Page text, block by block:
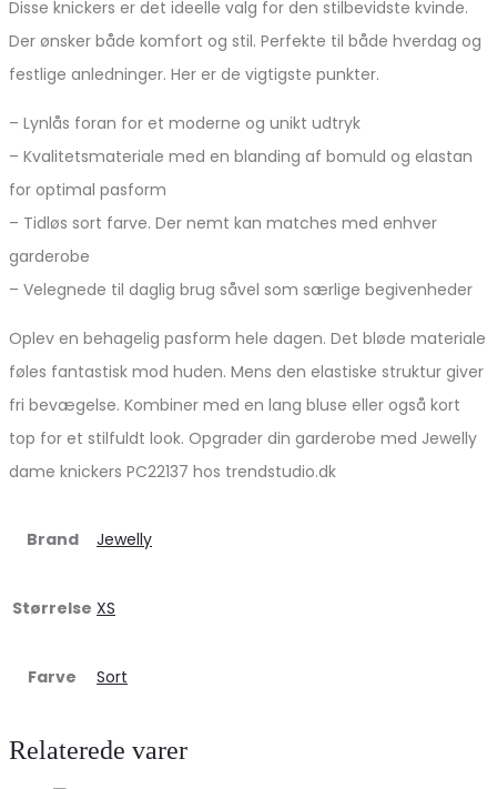
Disse knickers er det ideelle valg for den stilbevidste kvinde.
Der ønsker både komfort og stil. Perfekte til både hverdag og
festlige anledninger. Her er de vigtigste punkter.
– Lynlås foran for et moderne og unikt udtryk
– Kvalitetsmateriale med en blanding af bomuld og elastan
for optimal pasform
– Tidløs sort farve. Der nemt kan matches med enhver
garderobe
– Velegnede til daglig brug såvel som særlige begivenheder
Oplev en behagelig pasform hele dagen. Det bløde materiale
føles fantastisk mod huden. Mens den elastiske struktur giver
fri bevægelse. Kombiner med en lang bluse eller også kort
top for et stilfuldt look. Opgrader din garderobe med Jewelly
dame knickers PC22137 hos trendstudio.dk
Brand Jewelly
Størrelse XS
Farve Sort
Relaterede varer